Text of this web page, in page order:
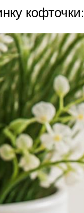
кофточки: